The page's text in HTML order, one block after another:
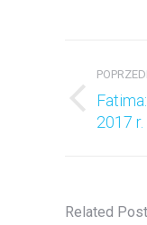
wpisów
wpis:
2017 r.
Related